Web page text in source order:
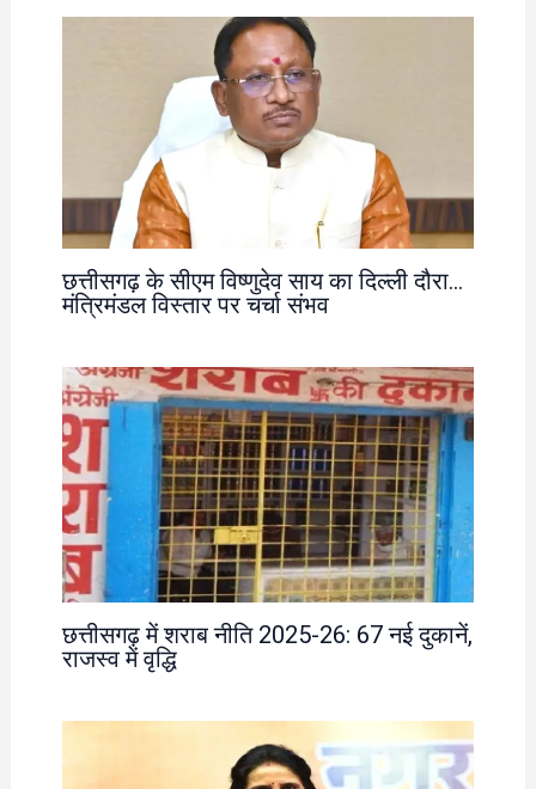
छत्तीसगढ़ के सीएम विष्णुदेव साय का दिल्ली दौरा…
मंत्रिमंडल विस्तार पर चर्चा संभव
छत्तीसगढ़ में शराब नीति 2025-26: 67 नई दुकानें,
राजस्व में वृद्धि